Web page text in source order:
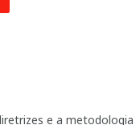
e a metodologia